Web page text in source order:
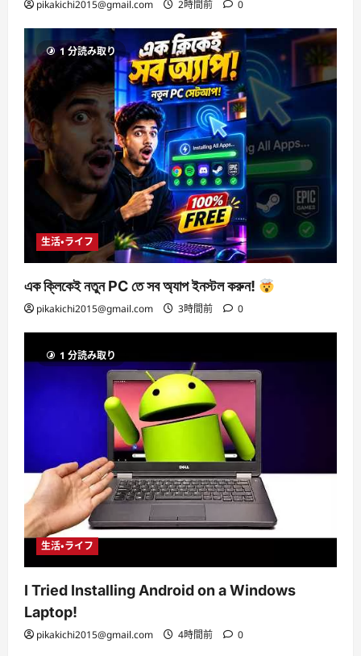
pikakichi2015@gmail.com 2時間前 0
1 分読み取り
生活・ライフ
এক ক্লিকেই নতুন PC তে সব অ্যাপ ইনস্টল করুন!
pikakichi2015@gmail.com 3時間前 0
1 分読み取り
生活・ライフ
I Tried Installing Android on a Windows
Laptop!
pikakichi2015@gmail.com 4時間前 0